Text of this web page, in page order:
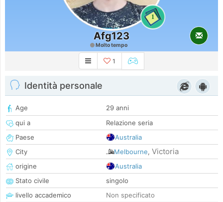
1
Afg123
Molto tempo
1
Identità personale
Age
29 anni
qui a
Relazione seria
Paese
Australia
City
Melbourne, Victoria
origine
Australia
Stato civile
singolo
livello accademico
Non specificato